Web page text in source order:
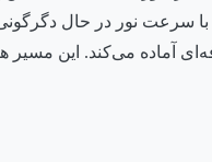
سرعت نور در حال
آماده می‌کند. این مسیر